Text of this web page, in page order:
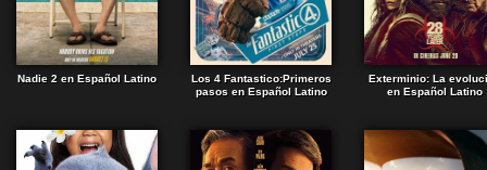
Nadie 2 en Español Latino
Los 4 Fantastico:Primeros
pasos en Español Latino
Exterminio: La
en Español Latino